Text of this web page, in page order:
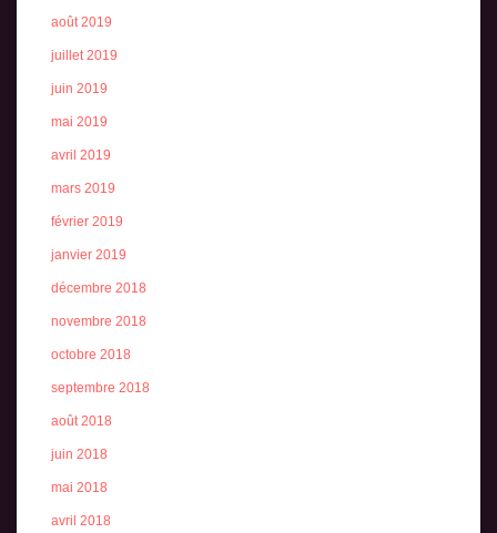
août 2019
juillet 2019
juin 2019
mai 2019
avril 2019
mars 2019
février 2019
janvier 2019
décembre 2018
novembre 2018
octobre 2018
septembre 2018
août 2018
juin 2018
mai 2018
avril 2018